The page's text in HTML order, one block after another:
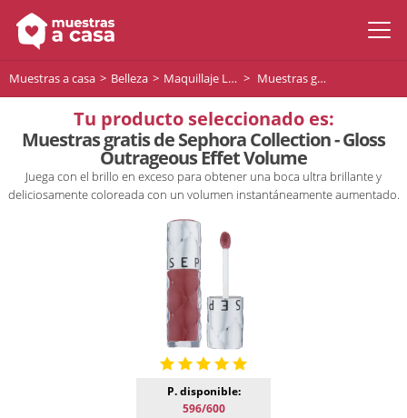
Muestras a casa Belleza Maquillaje Labios Muestras gratis de Sephora Collection - Gloss Outrageous Effet Volume
Tu producto seleccionado es:
Muestras gratis de Sephora Collection - Gloss
Outrageous Effet Volume
Juega con el brillo en exceso para obtener una boca ultra brillante y
deliciosamente coloreada con un volumen instantáneamente aumentado.
P. disponible:
596/600